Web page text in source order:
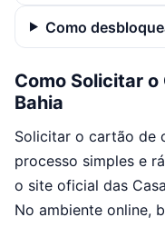
Como
Como Solicitar
Bahia
Solicitar o cartão de
processo simples e
o site oficial das
No ambiente online,